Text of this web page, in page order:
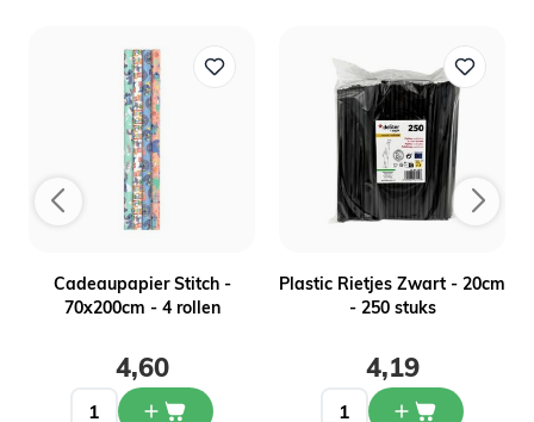
Cadeaupapier Stitch -
70x200cm - 4 rollen
4,60
Plastic Rietjes Zwart - 20cm
- 250 stuks
4,19